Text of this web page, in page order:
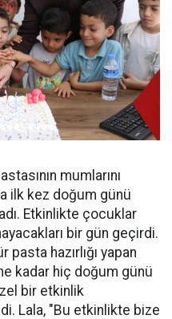
mumlarını
ilk kez doğum günü
Etkinlikte çocuklar
bir gün geçirdi.
hazırlığı yapan
kadar hiç doğum günü
bir etkinlik
Lala, "Bu etkinlikte bize